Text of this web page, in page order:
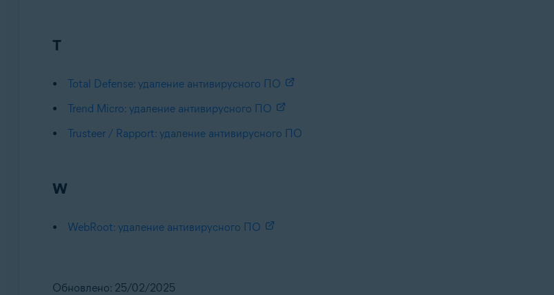
T
Total Defense: удаление антивирусного ПО
Trend Micro: удаление антивирусного ПО
Trusteer / Rapport: удаление антивирусного ПО
W
WebRoot: удаление антивирусного ПО
Обновлено: 25/02/2025